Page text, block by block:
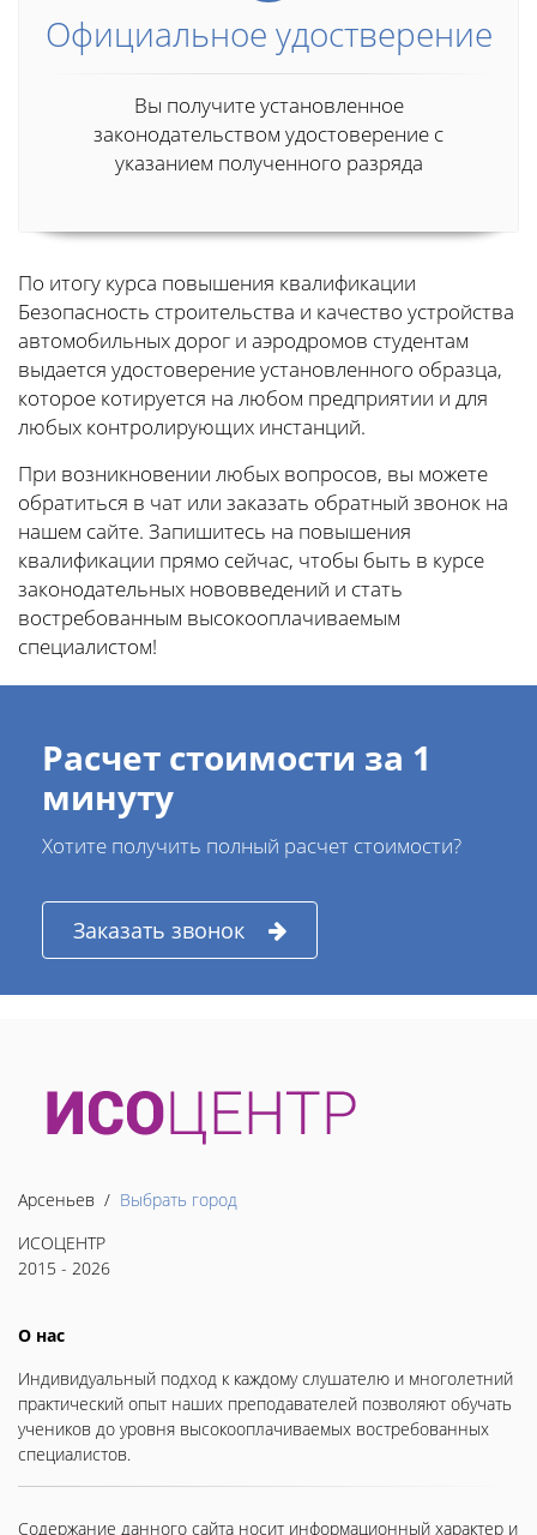
Официальное удостверение
Вы получите установленное
законодательством удостоверение с
указанием полученного разряда
По итогу курса повышения квалификации
Безопасность строительства и качество устройства
автомобильных дорог и аэродромов студентам
выдается удостоверение установленного образца,
которое котируется на любом предприятии и для
любых контролирующих инстанций.
При возникновении любых вопросов, вы можете
обратиться в чат или заказать обратный звонок на
нашем сайте. Запишитесь на повышения
квалификации прямо сейчас, чтобы быть в курсе
законодательных нововведений и стать
востребованным высокооплачиваемым
специалистом!
Расчет стоимости за 1
минуту
Хотите получить полный расчет стоимости?
Заказать звонок
Арсеньев / Выбрать город
ИСОЦЕНТР
2015 - 2026
О нас
Индивидуальный подход к каждому слушателю и многолетний
практический опыт наших преподавателей позволяют обучать
учеников до уровня высокооплачиваемых востребованных
специалистов.
Содержание данного сайта носит информационный характер и